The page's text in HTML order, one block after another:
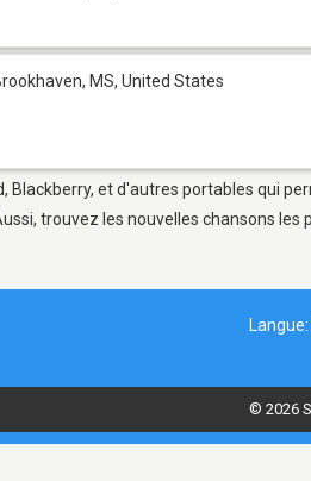
MS, United States
Blackberry, et d'autres portables qui
trouvez les nouvelles chansons les
Langue:
© 2026